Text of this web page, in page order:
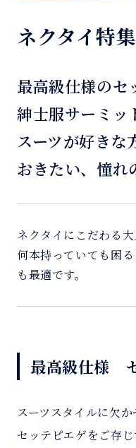
ネクタイ特
最高級仕様のセ
紳士服サーミッ
スーツが好きな
おきたい、憧れ
ネクタイにこだわる大
何本持っていても困
も最適です。
最高級仕様
スーツスタイルに欠
セッテピエゲをご存じ